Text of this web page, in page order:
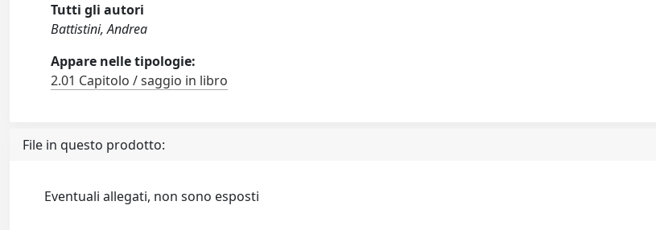
Tutti gli autori
Battistini, Andrea
Appare nelle tipologie:
2.01 Capitolo / saggio in libro
File in questo prodotto:
Eventuali allegati, non sono esposti